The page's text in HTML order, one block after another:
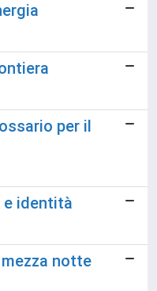
per il
e identità
notte